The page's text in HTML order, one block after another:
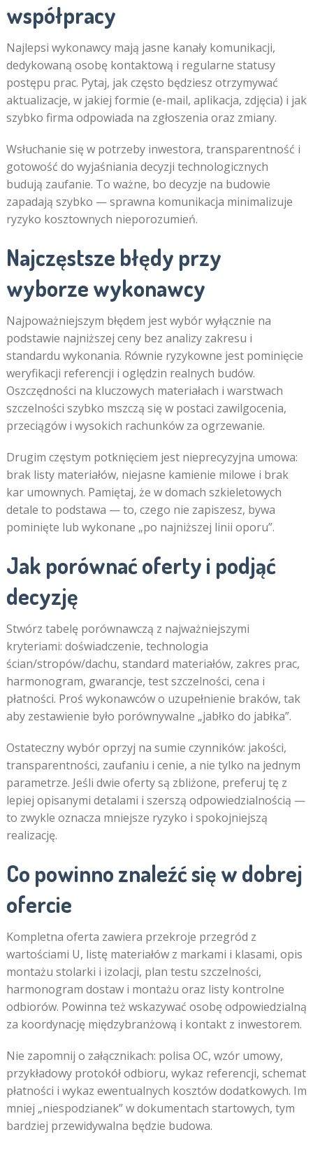
współpracy
Najlepsi wykonawcy mają jasne kanały komunikacji,
dedykowaną osobę kontaktową i regularne statusy
postępu prac. Pytaj, jak często będziesz otrzymywać
aktualizacje, w jakiej formie (e-mail, aplikacja, zdjęcia) i jak
szybko firma odpowiada na zgłoszenia oraz zmiany.
Wsłuchanie się w potrzeby inwestora, transparentność i
gotowość do wyjaśniania decyzji technologicznych
budują zaufanie. To ważne, bo decyzje na budowie
zapadają szybko — sprawna komunikacja minimalizuje
ryzyko kosztownych nieporozumień.
Najczęstsze błędy przy
wyborze wykonawcy
Najpoważniejszym błędem jest wybór wyłącznie na
podstawie najniższej ceny bez analizy zakresu i
standardu wykonania. Równie ryzykowne jest pominięcie
weryfikacji referencji i oględzin realnych budów.
Oszczędności na kluczowych materiałach i warstwach
szczelności szybko mszczą się w postaci zawilgocenia,
przeciągów i wysokich rachunków za ogrzewanie.
Drugim częstym potknięciem jest nieprecyzyjna umowa:
brak listy materiałów, niejasne kamienie milowe i brak
kar umownych. Pamiętaj, że w domach szkieletowych
detale to podstawa — to, czego nie zapiszesz, bywa
pominięte lub wykonane „po najniższej linii oporu”.
Jak porównać oferty i podjąć
decyzję
Stwórz tabelę porównawczą z najważniejszymi
kryteriami: doświadczenie, technologia
ścian/stropów/dachu, standard materiałów, zakres prac,
harmonogram, gwarancje, test szczelności, cena i
płatności. Proś wykonawców o uzupełnienie braków, tak
aby zestawienie było porównywalne „jabłko do jabłka”.
Ostateczny wybór oprzyj na sumie czynników: jakości,
transparentności, zaufaniu i cenie, a nie tylko na jednym
parametrze. Jeśli dwie oferty są zbliżone, preferuj tę z
lepiej opisanymi detalami i szerszą odpowiedzialnością —
to zwykle oznacza mniejsze ryzyko i spokojniejszą
realizację.
Co powinno znaleźć się w dobrej
ofercie
Kompletna oferta zawiera przekroje przegród z
wartościami U, listę materiałów z markami i klasami, opis
montażu stolarki i izolacji, plan testu szczelności,
harmonogram dostaw i montażu oraz listy kontrolne
odbiorów. Powinna też wskazywać osobę odpowiedzialną
za koordynację międzybranżową i kontakt z inwestorem.
Nie zapomnij o załącznikach: polisa OC, wzór umowy,
przykładowy protokół odbioru, wykaz referencji, schemat
płatności i wykaz ewentualnych kosztów dodatkowych. Im
mniej „niespodzianek” w dokumentach startowych, tym
bardziej przewidywalna będzie budowa.